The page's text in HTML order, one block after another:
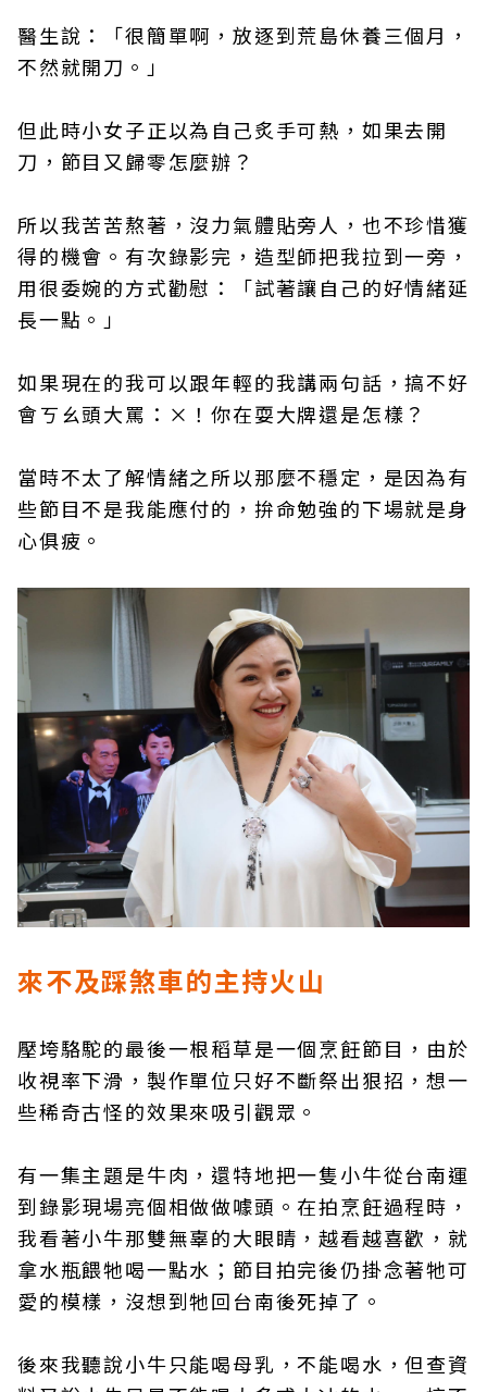
醫生說：「很簡單啊，放逐到荒島休養三個月，
不然就開刀。」
但此時小女子正以為自己炙手可熱，如果去開
刀，節目又歸零怎麼辦？
所以我苦苦熬著，沒力氣體貼旁人，也不珍惜獲
得的機會。有次錄影完，造型師把我拉到一旁，
用很委婉的方式勸慰：「試著讓自己的好情緒延
長一點。」
如果現在的我可以跟年輕的我講兩句話，搞不好
會ㄎㄠ頭大罵：×！你在耍大牌還是怎樣？
當時不太了解情緒之所以那麼不穩定，是因為有
些節目不是我能應付的，拚命勉強的下場就是身
心俱疲。
來不及踩煞車的主持火山
壓垮駱駝的最後一根稻草是一個烹飪節目，由於
收視率下滑，製作單位只好不斷祭出狠招，想一
些稀奇古怪的效果來吸引觀眾。
有一集主題是牛肉，還特地把一隻小牛從台南運
到錄影現場亮個相做做噱頭。在拍烹飪過程時，
我看著小牛那雙無辜的大眼睛，越看越喜歡，就
拿水瓶餵牠喝一點水；節目拍完後仍掛念著牠可
愛的模樣，沒想到牠回台南後死掉了。
後來我聽說小牛只能喝母乳，不能喝水，但查資